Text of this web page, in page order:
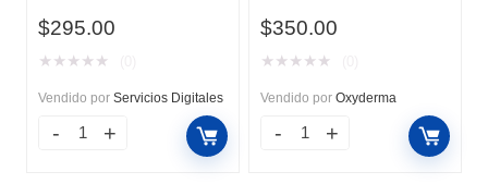
$295.00
★ ★ ★ ★ ★
Vendido por Servicios Digitales
$350.00
★ ★ ★ ★ ★
Vendido por Oxyderma